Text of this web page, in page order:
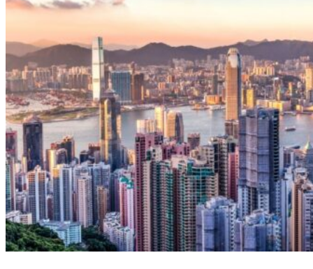
Demande d’info
09 83 07 44 60